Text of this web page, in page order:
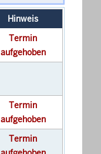
Hinweis
Termin
aufgehoben
Termin
aufgehoben
Termin